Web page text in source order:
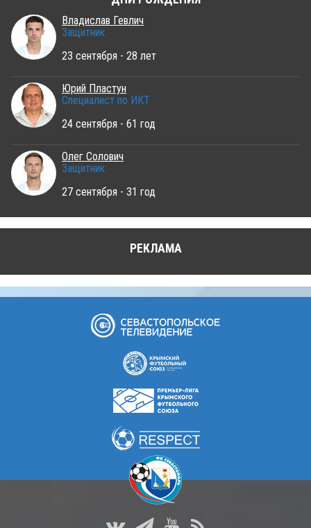
Владислав Гевлич
Защитник
23 сентября - 28 лет
Юрий Пластун
Специалист по ИКТ
24 сентября - 61 год
Олег Солович
Защитник
27 сентября - 31 год
РЕКЛАМА